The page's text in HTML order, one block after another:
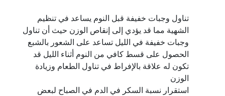
تناول وجبات خفيفة قبل النوم يساعد في تنظيم
الشهية مما قد يؤدي إلى إنقاص الوزن حيث أن تناول
وجبات خفيفة في الليل تساعد على الشعور بالشبع
الحصول على قسط كافي من النوم أثناء الليل قد
تكون له علاقة بالإفراط في تناول الطعام وزيادة
الوزن
استقرار نسبة السكر في الدم في الصباح لبعض